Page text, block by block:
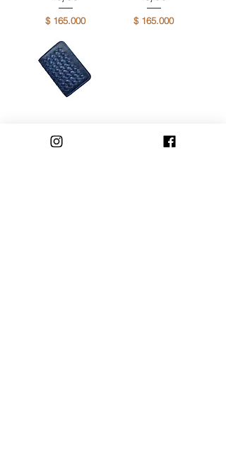
Precio
$ 165.000 Precio
$ 165.000
Tarjetero Azul
Tejido